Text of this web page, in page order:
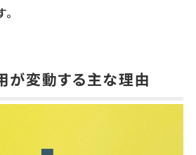
が変動する主な理由